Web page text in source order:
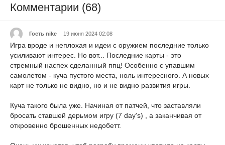
Комментарии (68)
Гость nike 19 июня 2024 02:08
Игра вроде и неплохая и идеи с оружием последние только
усиливают интерес. Но вот... Последние карты - это
стремный наспех сделанный ппц! Особенно с упавшим
самолетом - куча пустого места, ноль интересного. А новых
карт не только не видно, но и не видно развития игры.
Куча такого была уже. Начиная от патчей, что заставляли
бросать ставшей дерьмом игру (7 day's) , а заканчивая от
откровенно брошенных недобетт.